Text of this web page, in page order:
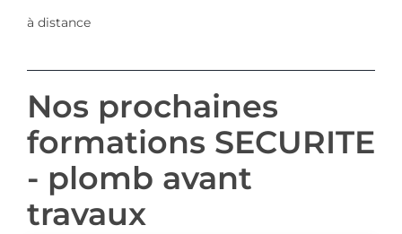
à distance
Nos prochaines
formations SECURITE
- plomb avant
travaux